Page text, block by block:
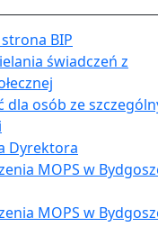
BIP
świadczeń z
dla osób ze
Dyrektora
MOPS w
MOPS w